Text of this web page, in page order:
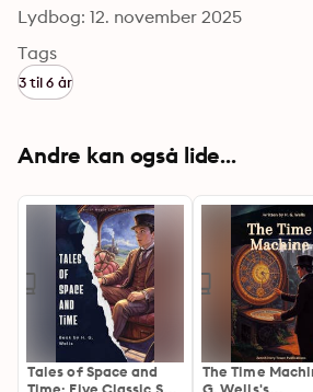
Lydbog: 12. november 2025
Tags
3 til 6 år
Andre kan også lide...
Tales of Space and
The Time